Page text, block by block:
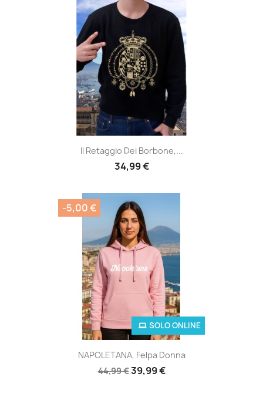
Il Retaggio Dei Borbone,...
34,99 €
NAPOLETANA, Felpa Donna
44,99 €39,99 €
SOLO ONLINE
-5,00 €